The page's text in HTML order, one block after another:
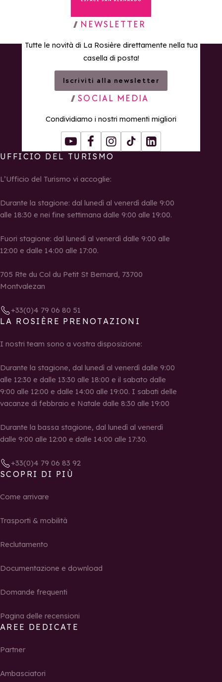
Torna alla home page
NEWSLETTER
Tutte le novità di La Rosière direttamente nella tua
casella di posta!
Iscriviti alla newsletter
SOCIAL MEDIA
Condividiamo i nostri momenti migliori
YoutubeFacebookInstagram
Tiktok LinkedIn
UFFICIO DEL TURISMO
L’Ufficio del Turismo vi accoglie:
Durante la stagione: dal lunedì al venerdì dalle 9:00
alle 18:30 e nei fine settimana dalle 9:00 alle 19:00.
Fuori stagione: dal lunedì al venerdì dalle 9:00 alle
12:00 e dalle 14:00 alle 17:00.
705 Rte du Col du Petit St Bernard, 73700
Montvalezan
+33(0)4 79 06 80 51
LA ROSIÈRE PRENOTAZIONI
I nostri team sono a vostra disposizione:
Durante la stagione, dal lunedì al venerdì dalle 9:00
alle 12:30 e dalle 13:30 alle 18:00 e il sabato dalle
9:00 alle 12:00 e dalle 14:00 alle 19:00. I sabati delle
vacanze di febbraio e Natale dalle 8:30 alle 19:00
Durante la bassa stagione, dal lunedì al venerdì
dalle 9:00 alle 12:00 e dalle 14:00 alle 17:30.
+33(0)4 79 06 83 92
SCOPRI DI PIÙ
Come arrivare
Trasporti & mobilità
Reclutamento
Documentazione e download
Domande frequenti
Pagina delle recensioni
AREE DEDICATE
Partner
Ambasciatori